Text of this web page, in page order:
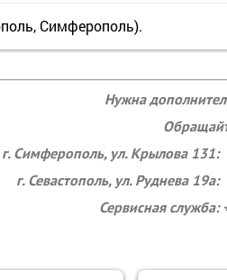
Симферополь).
Нужна
г. Симферополь, ул. Крылова
г. Севастополь, ул. Руднева
Сервисная